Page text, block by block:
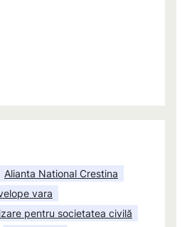
Alianta National Crestina
vara
pentru societatea civilă